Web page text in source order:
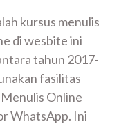
kursus menulis
di wesbite ini
tahun 2017-
fasilitas
Online
WhatsApp. Ini